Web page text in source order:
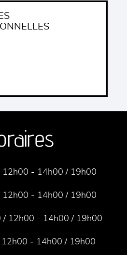
12h00 - 14h00 / 19h00
12h00 - 14h00 / 19h00
/ 12h00 - 14h00 / 19h00
- 14h00 / 19h00